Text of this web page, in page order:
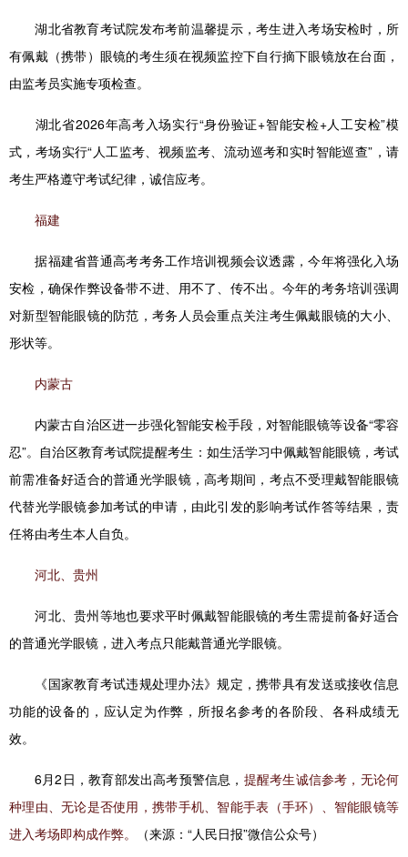
湖北省教育考试院发布考前温馨提示，考生进入考场安检时，所
有佩戴（携带）眼镜的考生须在视频监控下自行摘下眼镜放在台面，
由监考员实施专项检查。
湖北省2026年高考入场实行“身份验证+智能安检+人工安检”模
式，考场实行“人工监考、视频监考、流动巡考和实时智能巡查”，请
考生严格遵守考试纪律，诚信应考。
福建
据福建省普通高考考务工作培训视频会议透露，今年将强化入场
安检，确保作弊设备带不进、用不了、传不出。今年的考务培训强调
对新型智能眼镜的防范，考务人员会重点关注考生佩戴眼镜的大小、
形状等。
内蒙古
内蒙古自治区进一步强化智能安检手段，对智能眼镜等设备“零容
忍”。自治区教育考试院提醒考生：如生活学习中佩戴智能眼镜，考试
前需准备好适合的普通光学眼镜，高考期间，考点不受理戴智能眼镜
代替光学眼镜参加考试的申请，由此引发的影响考试作答等结果，责
任将由考生本人自负。
河北、贵州
河北、贵州等地也要求平时佩戴智能眼镜的考生需提前备好适合
的普通光学眼镜，进入考点只能戴普通光学眼镜。
《国家教育考试违规处理办法》规定，携带具有发送或接收信息
功能的设备的，应认定为作弊，所报名参考的各阶段、各科成绩无
效。
6月2日，教育部发出高考预警信息， 提醒考生诚信参考，无论何
种理由、无论是否使用，携带手机、智能手表（手环）、智能眼镜等
进入考场即构成作弊。
（来源：“人民日报”微信公众号）